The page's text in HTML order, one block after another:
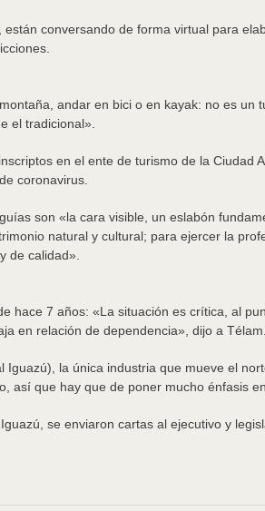
conversando de forma virtual para
andar en bici o en kayak: no es un
el tradicional».
en el ente de turismo de la Ciudad
coronavirus.
son «la cara visible, un eslabón
natural y cultural; para ejercer la
de calidad».
hace 7 años: «La situación es crítica, al
en relación de dependencia», dijo a Télam.
la única industria que mueve el
así que hay que de poner mucho énfasis
se enviaron cartas al ejecutivo y